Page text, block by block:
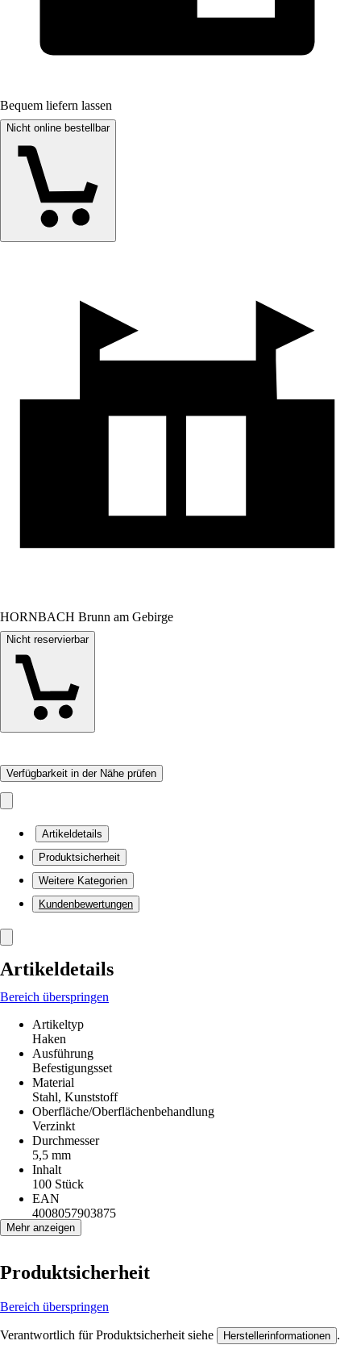
Bequem liefern lassen
Nicht online bestellbar
HORNBACH Brunn am Gebirge
Nicht reservierbar
Verfügbarkeit in der Nähe prüfen
Artikeldetails
Produktsicherheit
Weitere Kategorien
Kundenbewertungen
Artikeldetails
Bereich überspringen
Artikeltyp
Haken
Ausführung
Befestigungsset
Material
Stahl, Kunststoff
Oberfläche/Oberflächenbehandlung
Verzinkt
Durchmesser
5,5 mm
Inhalt
100 Stück
EAN
4008057903875
Mehr anzeigen
Produktsicherheit
Bereich überspringen
Verantwortlich für Produktsicherheit siehe Herstellerinformationen .